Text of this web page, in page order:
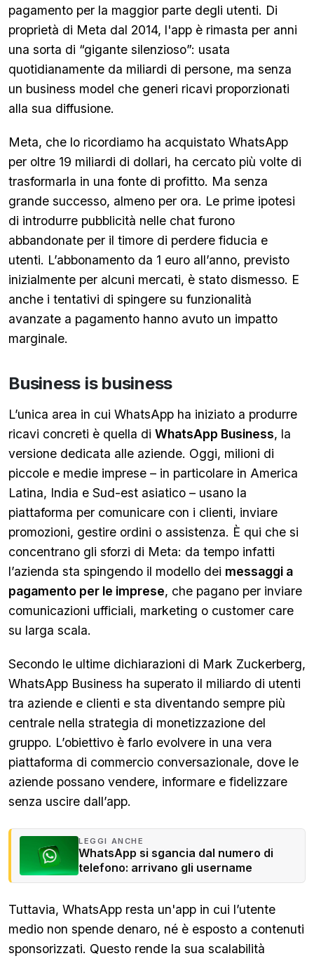
pagamento per la maggior parte degli utenti. Di
proprietà di Meta dal 2014, l'app è rimasta per anni
una sorta di “gigante silenzioso”: usata
quotidianamente da miliardi di persone, ma senza
un business model che generi ricavi proporzionati
alla sua diffusione.
Meta, che lo ricordiamo ha acquistato WhatsApp
per oltre 19 miliardi di dollari, ha cercato più volte di
trasformarla in una fonte di profitto. Ma senza
grande successo, almeno per ora. Le prime ipotesi
di introdurre pubblicità nelle chat furono
abbandonate per il timore di perdere fiducia e
utenti. L’abbonamento da 1 euro all’anno, previsto
inizialmente per alcuni mercati, è stato dismesso. E
anche i tentativi di spingere su funzionalità
avanzate a pagamento hanno avuto un impatto
marginale.
Business is business
L’unica area in cui WhatsApp ha iniziato a produrre
ricavi concreti è quella di WhatsApp Business, la
versione dedicata alle aziende. Oggi, milioni di
piccole e medie imprese – in particolare in America
Latina, India e Sud-est asiatico – usano la
piattaforma per comunicare con i clienti, inviare
promozioni, gestire ordini o assistenza. È qui che si
concentrano gli sforzi di Meta: da tempo infatti
l’azienda sta spingendo il modello dei messaggi a
pagamento per le imprese, che pagano per inviare
comunicazioni ufficiali, marketing o customer care
su larga scala.
Secondo le ultime dichiarazioni di Mark Zuckerberg,
WhatsApp Business ha superato il miliardo di utenti
tra aziende e clienti e sta diventando sempre più
centrale nella strategia di monetizzazione del
gruppo. L’obiettivo è farlo evolvere in una vera
piattaforma di commercio conversazionale, dove le
aziende possano vendere, informare e fidelizzare
senza uscire dall’app.
LEGGI ANCHE
WhatsApp si sgancia dal numero di
telefono: arrivano gli username
Tuttavia, WhatsApp resta un'app in cui l’utente
medio non spende denaro, né è esposto a contenuti
sponsorizzati. Questo rende la sua scalabilità